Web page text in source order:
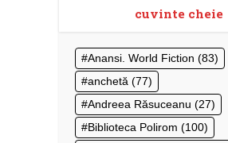
cuvinte cheie
Anansi. World Fiction (83)
anchetă (77)
Andreea Răsuceanu (27)
Biblioteca Polirom (100)